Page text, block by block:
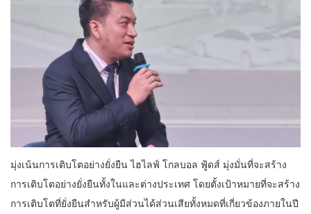
มุ่งเน้นการเติบโตอย่างยั่งยืน ไฮไลฟ์ โกลบอล ฟู้ดส์ มุ่งมั่นที่จะสร้าง
การเติบโตอย่างยั่งยืนทั้งในและต่างประเทศ โดยตั้งเป้าหมายที่จะสร้าง
การเติบโตที่ยั่งยืนสำหรับผู้มีส่วนได้ส่วนเสียทั้งหมดที่เกี่ยวข้องภายในปี